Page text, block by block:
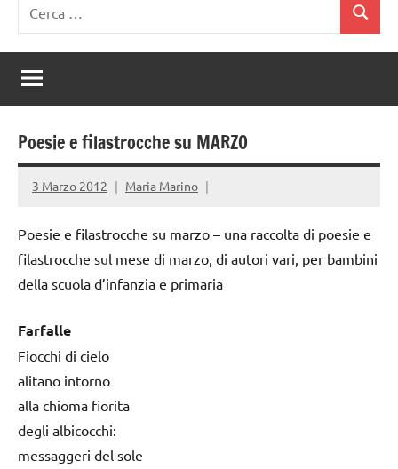
per:
Cerca
Poesie e filastrocche su MARZO
3 Marzo 2012 Maria Marino
Poesie e filastrocche su marzo – una raccolta di poesie e
filastrocche sul mese di marzo, di autori vari, per bambini
della scuola d’infanzia e primaria
Farfalle
Fiocchi di cielo
alitano intorno
alla chioma fiorita
degli albicocchi:
messaggeri del sole